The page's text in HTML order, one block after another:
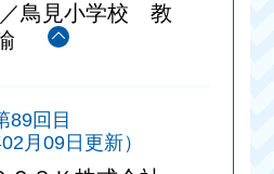
鳥見小学校 教
89回目
月09日更新）